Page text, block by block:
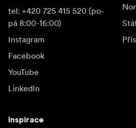
tel: +420 725 415 520 (po-
pá 8:00-16:00)
Instagram
Facebook
YouTube
LinkedIn
Inspirace